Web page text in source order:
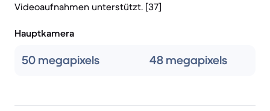
Videoaufnahmen unterstützt. [37]
Hauptkamera
50 megapixels 48 megapixels